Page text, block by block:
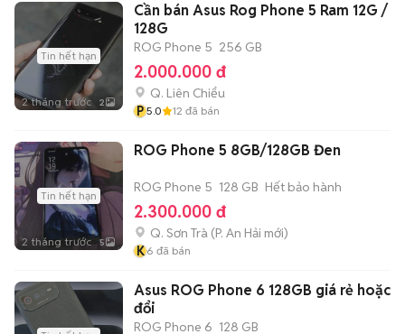
Tin hết hạn
2 tháng trước 2
Cần bán Asus Rog Phone 5 Ram 12G /
128G
ROG Phone 5 256 GB
2.000.000 đ
Q. Liên Chiểu
P 5.0 12 đã bán
Tin hết hạn
2 tháng trước 5
ROG Phone 5 8GB/128GB Đen
ROG Phone 5 128 GB Hết bảo hành
2.300.000 đ
Q. Sơn Trà (P. An Hải mới)
K6 đã bán
Asus ROG Phone 6 128GB giá rẻ hoặc
đổi
ROG Phone 6 128 GB